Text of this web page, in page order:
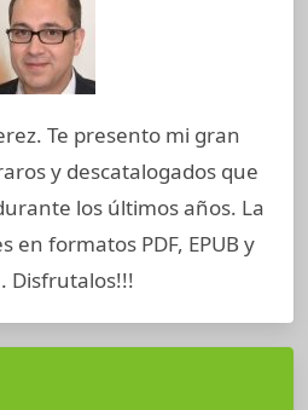
Te presento mi gran
y descatalogados que
los últimos años. La
en formatos PDF, EPUB y
Disfrutalos!!!